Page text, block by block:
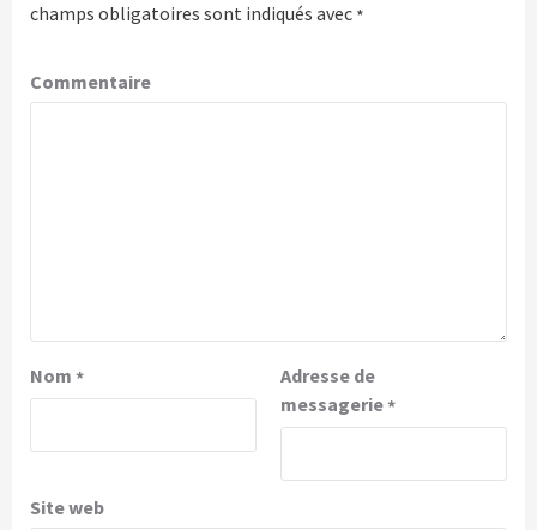
champs obligatoires sont indiqués avec *
Commentaire
Nom *
Adresse de
messagerie*
Site web